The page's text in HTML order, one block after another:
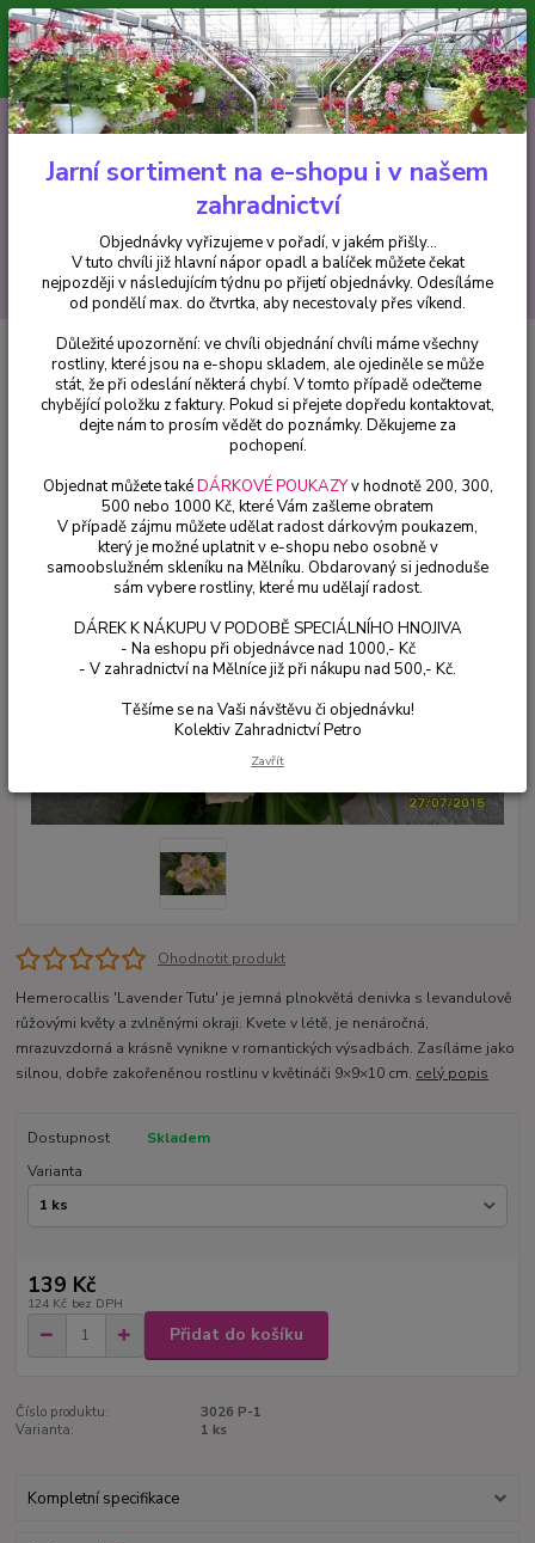
Minimální hodnota pro odeslání z e-shopu je 300 Kč.
V tuto chvíli již hlavní nápor objednávek opadl a balíček můžete čekat
nejpozději v následujícím týdnu po přijetí objednávky. Objednávky
vyřizujeme v pořadí, v jakém přišly...
CZK
Hledat
+420 602 223 614 0ks
za0 Kč
Hemerocallis - Denivky
Hemerocallis- Denivka Lavander TuTu - 1
Hemerocallis- Denivka Lavander
Ohodnotit produkt
Hemerocallis 'Lavender Tutu' je jemná plnokvětá denivka s levandulově
růžovými květy a zvlněnými okraji. Kvete v létě, je nenáročná,
mrazuvzdorná a krásně vynikne v romantických výsadbách. Zasíláme jako
silnou, dobře zakořeněnou rostlinu v květináči 9×9×10 cm. celý popis
Dostupnost
Skladem
Varianta
139 Kč
124 Kč bez DPH
Přidat do košíku
Číslo produktu:
3026 P-1
Varianta:
1 ks
Kompletní specifikace
Jarní sortiment na e-shopu i v našem
zahradnictví
Objednávky vyřizujeme v pořadí, v jakém přišly...
V tuto chvíli již hlavní nápor opadl a balíček můžete čekat
nejpozději v následujícím týdnu po přijetí objednávky. Odesíláme
od pondělí max. do čtvrtka, aby necestovaly přes víkend.
Důležité upozornění: ve chvíli objednání chvíli máme všechny
rostliny, které jsou na e-shopu skladem, ale ojediněle se může
stát, že při odeslání některá chybí. V tomto případě odečteme
chybějící položku z faktury. Pokud si přejete dopředu kontaktovat,
dejte nám to prosím vědět do poznámky. Děkujeme za
pochopení.
Objednat můžete takéDÁRKOVÉ POUKAZYv hodnotě 200, 300,
500 nebo 1000 Kč, které Vám zašleme obratem
V případě zájmu můžete udělat radost dárkovým poukazem,
který je možné uplatnit v e-shopu nebo osobně v
samoobslužném skleníku na Mělníku. Obdarovaný si jednoduše
sám vybere rostliny, které mu udělají radost.
DÁREK K NÁKUPU V PODOBĚ SPECIÁLNÍHO HNOJIVA
- Na eshopu při objednávce nad 1000,- Kč
- V zahradnictví na Mělníce již při nákupu nad 500,- Kč.
Těšíme se na Vaši návštěvu či objednávku!
Kolektiv Zahradnictví Petro
Zavřít